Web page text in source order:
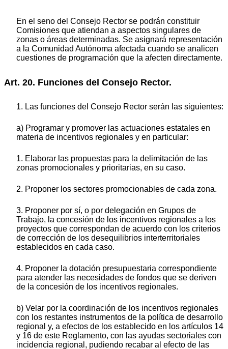
En el seno del Consejo Rector se podrán constituir
Comisiones que atiendan a aspectos singulares de
zonas o áreas determinadas. Se asignará representación
a la Comunidad Autónoma afectada cuando se analicen
cuestiones de programación que la afecten directamente.
Art. 20. Funciones del Consejo Rector.
1. Las funciones del Consejo Rector serán las siguientes:
a) Programar y promover las actuaciones estatales en
materia de incentivos regionales y en particular:
1. Elaborar las propuestas para la delimitación de las
zonas promocionales y prioritarias, en su caso.
2. Proponer los sectores promocionables de cada zona.
3. Proponer por sí, o por delegación en Grupos de
Trabajo, la concesión de los incentivos regionales a los
proyectos que correspondan de acuerdo con los criterios
de corrección de los desequilibrios interterritoriales
establecidos en cada caso.
4. Proponer la dotación presupuestaria correspondiente
para atender las necesidades de fondos que se deriven
de la concesión de los incentivos regionales.
b) Velar por la coordinación de los incentivos regionales
con los restantes instrumentos de la política de desarrollo
regional y, a efectos de los establecido en los artículos 14
y 16 de este Reglamento, con las ayudas sectoriales con
incidencia regional, pudiendo recabar al efecto de las